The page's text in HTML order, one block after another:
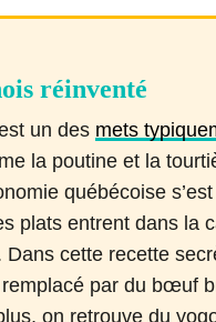
réinventé
un des mets
la poutine et la
québécoise
plats entrent dans la
Dans cette recette
par du bœuf
on retrouve du